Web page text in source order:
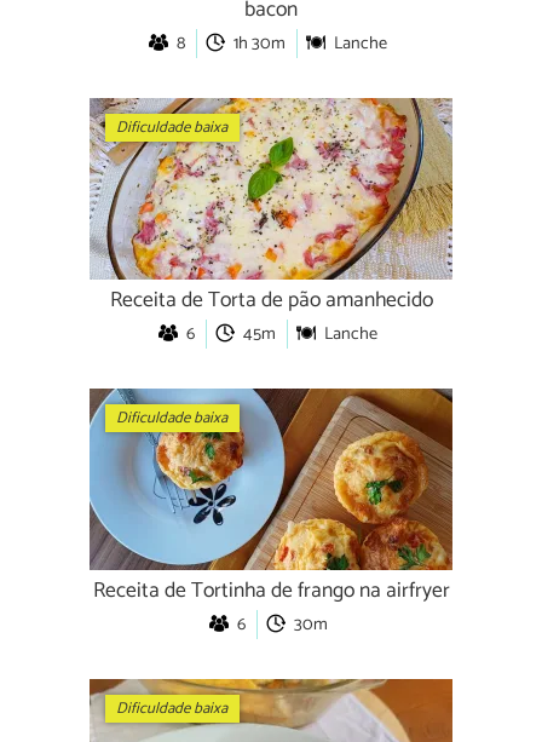
bacon
8 1h 30m Lanche
Dificuldade baixa
Receita de Torta de pão amanhecido
6 45m Lanche
Dificuldade baixa
Receita de Tortinha de frango na airfryer
6 30m
Dificuldade baixa